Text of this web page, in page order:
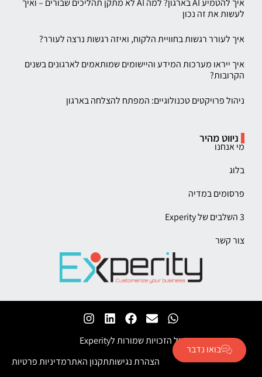
איך להטמיע AI בארגון? למה AI לא מתקן תהליכים שבורים – ואיך
לעשות את זה נכון
איך לעורר רגשות בחוויית הלקוח, ואיזה רגשות נרצה לעורר?
איך ייראו מערכות המידע והיישומים שמותאמים לארגונים בשנים
הקרובות?
ניהול פרויקטים טכנולוגיים: המפתח להצלחה בארגון
ניווט מהיר
מי אנחנו
בלוג
פרסומים במדיה
3 השלבים של Experity
צור קשר
כל הזכויות שמורות לExperity
מדיניות פרטיותתקנון האתרהצהרת נגישות
בואו נדבר